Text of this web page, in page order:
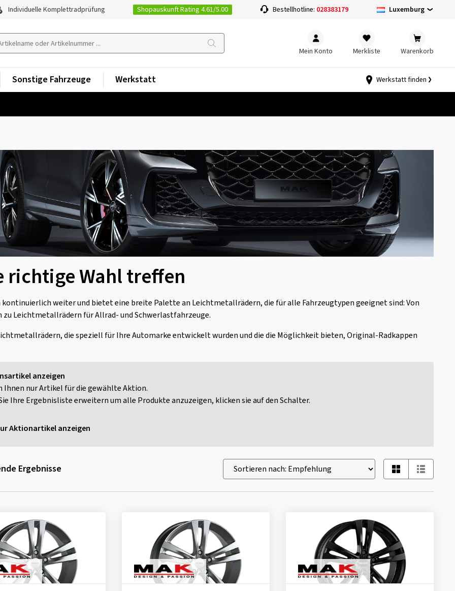
Individuelle Komplettradprüfung Shopauskunft Rating 4.61/5.00 Bestellhotline: 028383179 Luxemburg
Mein Konto Merkliste Warenkorb
Sonstige Fahrzeuge Werkstatt Werkstatt finden
richtige Wahl treffen
weiter und bietet eine breite Palette an Leichtmetallrädern, die für alle Fahrzeugtypen geeignet sind: Von
zu Leichtmetallrädern für Allrad- und Schwerlastfahrzeuge.
die speziell für Ihre Automarke entwickelt wurden und die die Möglichkeit bieten, Original-Radkappen
anzeigen
Ihnen nur Artikel für die gewählte Aktion.
Ihre Ergebnisliste erweitern um alle Produkte anzuzeigen, klicken sie auf den Schalter.
Aktionartikel anzeigen
Ergebnisse